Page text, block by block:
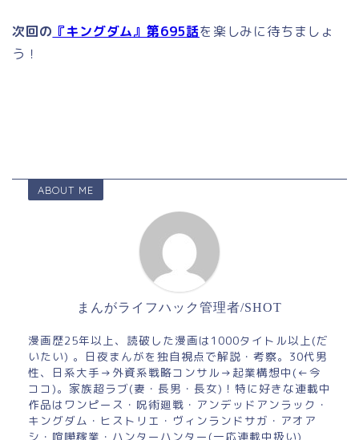
次回の 『キングダム』第695話を楽しみに待ちましょ
う！
ABOUT ME
まんがライフハック管理者/SHOT
漫画歴25年以上、読破した漫画は1000タイトル以上(だ
いたい) 。日夜まんがを独自視点で解説・考察。30代男
性、日系大手→外資系戦略コンサル→起業構想中(←今
ココ)。家族超ラブ(妻・長男・長女)！特に好きな連載中
作品はワンピース・呪術廻戦・アンデッドアンラック・
キングダム・ヒストリエ・ヴィンランドサガ・アオア
シ・喧嘩稼業・ハンターハンター(一応連載中扱い)